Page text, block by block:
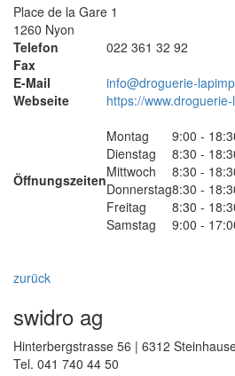
Place de la Gare 1
1260 Nyon
Telefon
022 361 32 92
Fax
E-Mail
info@droguerie-
Webseite
https://
Öffnungszeiten
Montag
9:00 -
Dienstag
8:30 -
Mittwoch
8:30 -
Donnerstag8:30 -
Freitag
8:30 -
Samstag
9:00 -
zurück
swidro ag
Hinterbergstrasse 56 | 6312
Tel. 041 740 44 50